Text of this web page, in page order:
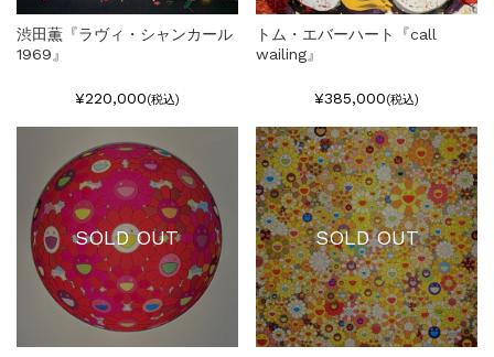
渋田薫『ラヴィ・シャンカール
1969』
¥220,000(税込)
トム・エバーハート『call
wailing』
¥385,000(税込)
SOLD OUT SOLD OUT